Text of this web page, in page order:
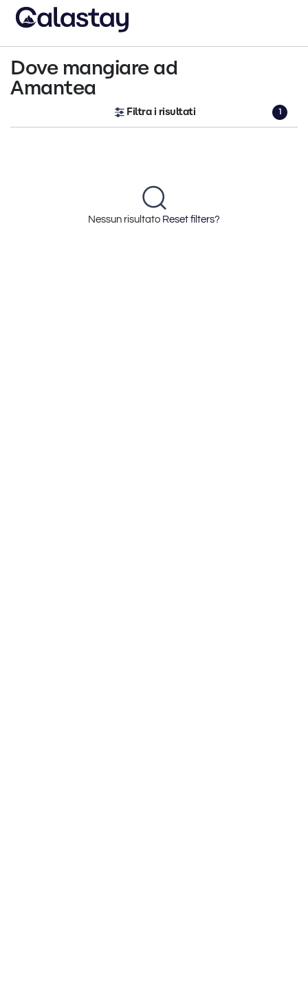
Dove mangiare ad
Amantea
Filtra i risultati 1
Nessun risultato Reset filters?